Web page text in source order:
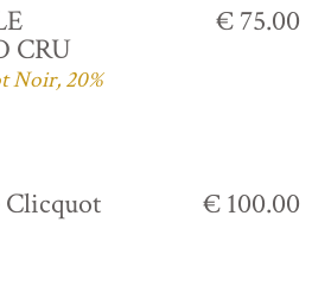
CRU
Noir, 20%
€ 75.00
Clicquot € 100.00